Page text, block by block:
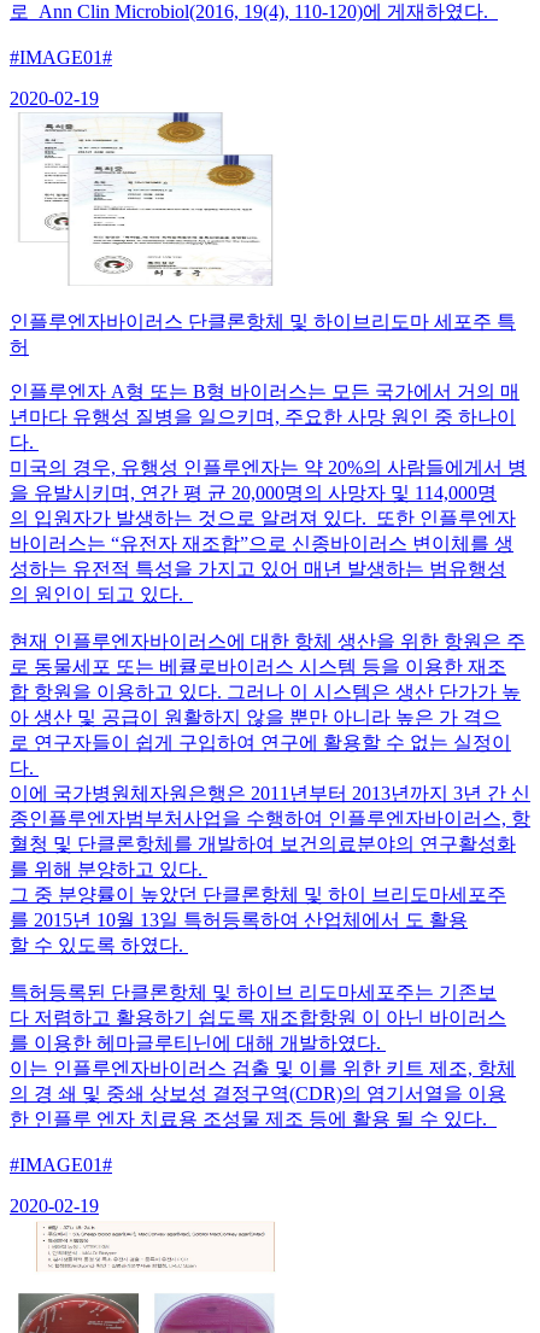
로 Ann Clin Microbiol(2016, 19(4), 110-120)에 게재하였다.
#IMAGE01#
2020-02-19
인플루엔자바이러스 단클론항체 및 하이브리도마 세포주 특
허
인플루엔자 A형 또는 B형 바이러스는 모든 국가에서 거의 매
년마다 유행성 질병을 일으키며, 주요한 사망 원인 중 하나이
다.
미국의 경우, 유행성 인플루엔자는 약 20%의 사람들에게서 병
을 유발시키며, 연간 평 균 20,000명의 사망자 및 114,000명
의 입원자가 발생하는 것으로 알려져 있다. 또한 인플루엔자
바이러스는 “유전자 재조합”으로 신종바이러스 변이체를 생
성하는 유전적 특성을 가지고 있어 매년 발생하는 범유행성
의 원인이 되고 있다.
현재 인플루엔자바이러스에 대한 항체 생산을 위한 항원은 주
로 동물세포 또는 베큘로바이러스 시스템 등을 이용한 재조
합 항원을 이용하고 있다. 그러나 이 시스템은 생산 단가가 높
아 생산 및 공급이 원활하지 않을 뿐만 아니라 높은 가 격으
로 연구자들이 쉽게 구입하여 연구에 활용할 수 없는 실정이
다.
이에 국가병원체자원은행은 2011년부터 2013년까지 3년 간 신
종인플루엔자범부처사업을 수행하여 인플루엔자바이러스, 항
혈청 및 단클론항체를 개발하여 보건의료분야의 연구활성화
를 위해 분양하고 있다.
그 중 분양률이 높았던 단클론항체 및 하이 브리도마세포주
를 2015년 10월 13일 특허등록하여 산업체에서 도 활용
할 수 있도록 하였다.
특허등록된 단클론항체 및 하이브 리도마세포주는 기존보
다 저렴하고 활용하기 쉽도록 재조합항원 이 아닌 바이러스
를 이용한 헤마글루티닌에 대해 개발하였다.
이는 인플루엔자바이러스 검출 및 이를 위한 키트 제조, 항체
의 경 쇄 및 중쇄 상보성 결정구역(CDR)의 염기서열을 이용
한 인플루 엔자 치료용 조성물 제조 등에 활용 될 수 있다.
#IMAGE01#
2020-02-19